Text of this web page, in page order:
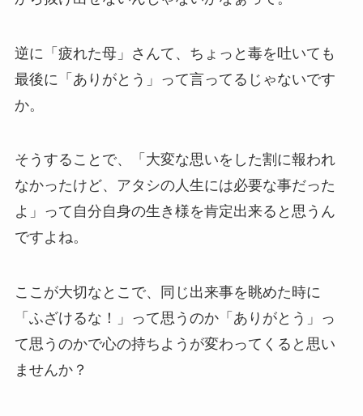
逆に「疲れた母」さんて、ちょっと毒を吐いても
最後に「ありがとう」って言ってるじゃないです
か。
そうすることで、「大変な思いをした割に報われ
なかったけど、アタシの人生には必要な事だった
よ」って自分自身の生き様を肯定出来ると思うん
ですよね。
ここが大切なとこで、同じ出来事を眺めた時に
「ふざけるな！」って思うのか「ありがとう」っ
て思うのかで心の持ちようが変わってくると思い
ませんか？